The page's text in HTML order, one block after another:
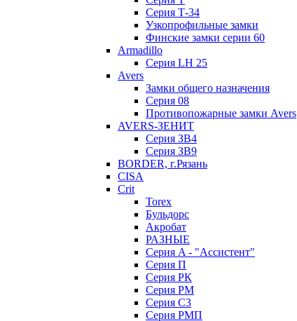
Серия Т-34
Узкопрофильные замки
Финские замки серии 60
Armadillo
Серия LH 25
Avers
Замки общего назначения
Серия 08
Противопожарные замки Avers
AVERS-ЗЕНИТ
Серия ЗВ4
Серия ЗВ9
BORDER, г.Рязань
CISA
Crit
Torex
Бульдорс
Акробат
РАЗНЫЕ
Серия A - "Ассистент"
Серия П
Серия РК
Серия РМ
Серия С3
Серия РМП